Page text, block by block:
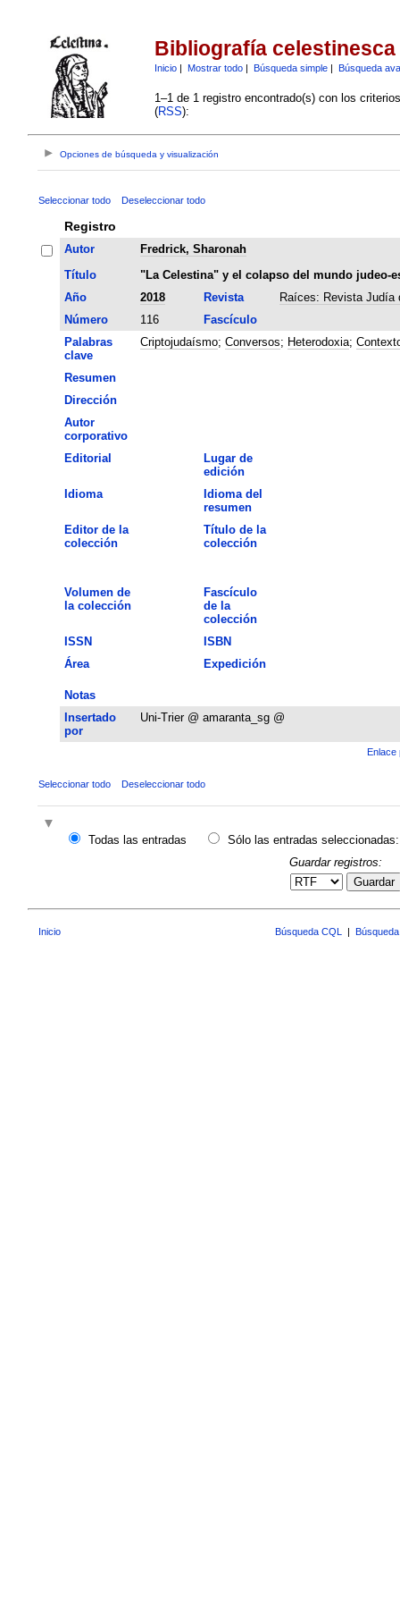
Bibliografía celestinesca
Inicio| Mostrar todo| Búsqueda simple| Búsqueda
1–1 de 1 registro encontrado(s) con los
(RSS):
Opciones de búsqueda y visualización
Seleccionar todo Deseleccionar todo
Registro
Autor
Fredrick, Sharonah
Título
"La Celestina" y el colapso del mundo judeo-
Año
2018 Revista
Raíces: Revista Judía
Número
116
Fascículo
Palabras
clave
Criptojudaísmo; Conversos; Heterodoxia;
Resumen
Dirección
Autor
corporativo
Editorial
Lugar de
edición
Idioma
Idioma del
resumen
Editor de la
colección
Título de la
colección
Volumen de
la colección
Fascículo
de la
colección
ISSN
ISBN
Área
Expedición
Notas
Insertado
por
Uni-Trier @ amaranta_sg @
Enlace
Seleccionar todo Deseleccionar todo
Todas las entradas
Sólo las entradas seleccionadas:
Guardar registros:
Guardar
Inicio Búsqueda CQL